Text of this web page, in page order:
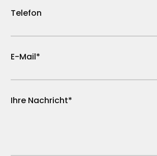
Telefon
E-Mail*
Ihre Nachricht*